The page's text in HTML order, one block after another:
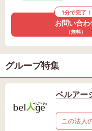
1分で完了！
お問い合わ
（無料）
グループ特集
ベルアー
この法人